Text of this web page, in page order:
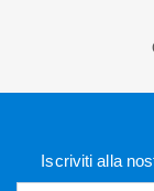
Iscriviti alla